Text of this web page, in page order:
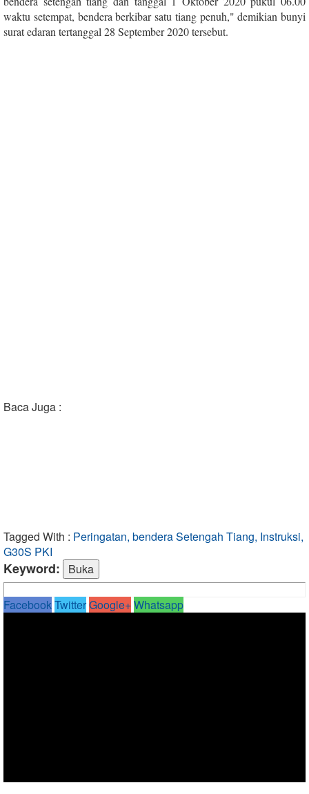
waktu setempat, bendera berkibar satu tiang penuh," demikian bunyi
surat edaran tertanggal 28 September 2020 tersebut.
Baca Juga :
Tagged With : Peringatan, bendera Setengah Tiang, Instruksi,
G30S PKI
Keyword:
FacebookTwitterGoogle+Whatsapp